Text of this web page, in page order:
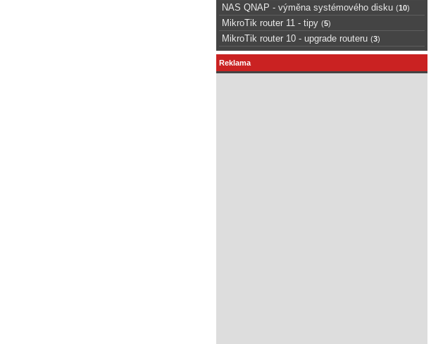
NAS QNAP - výměna systémového disku (10)
MikroTik router 11 - tipy (5)
MikroTik router 10 - upgrade routeru (3)
Reklama